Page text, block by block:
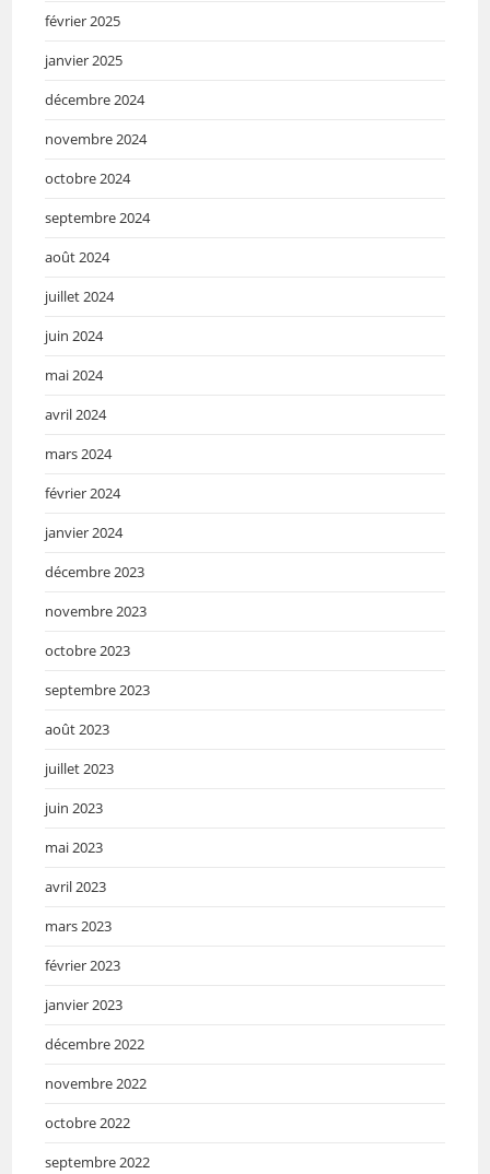
février 2025
janvier 2025
décembre 2024
novembre 2024
octobre 2024
septembre 2024
août 2024
juillet 2024
juin 2024
mai 2024
avril 2024
mars 2024
février 2024
janvier 2024
décembre 2023
novembre 2023
octobre 2023
septembre 2023
août 2023
juillet 2023
juin 2023
mai 2023
avril 2023
mars 2023
février 2023
janvier 2023
décembre 2022
novembre 2022
octobre 2022
septembre 2022